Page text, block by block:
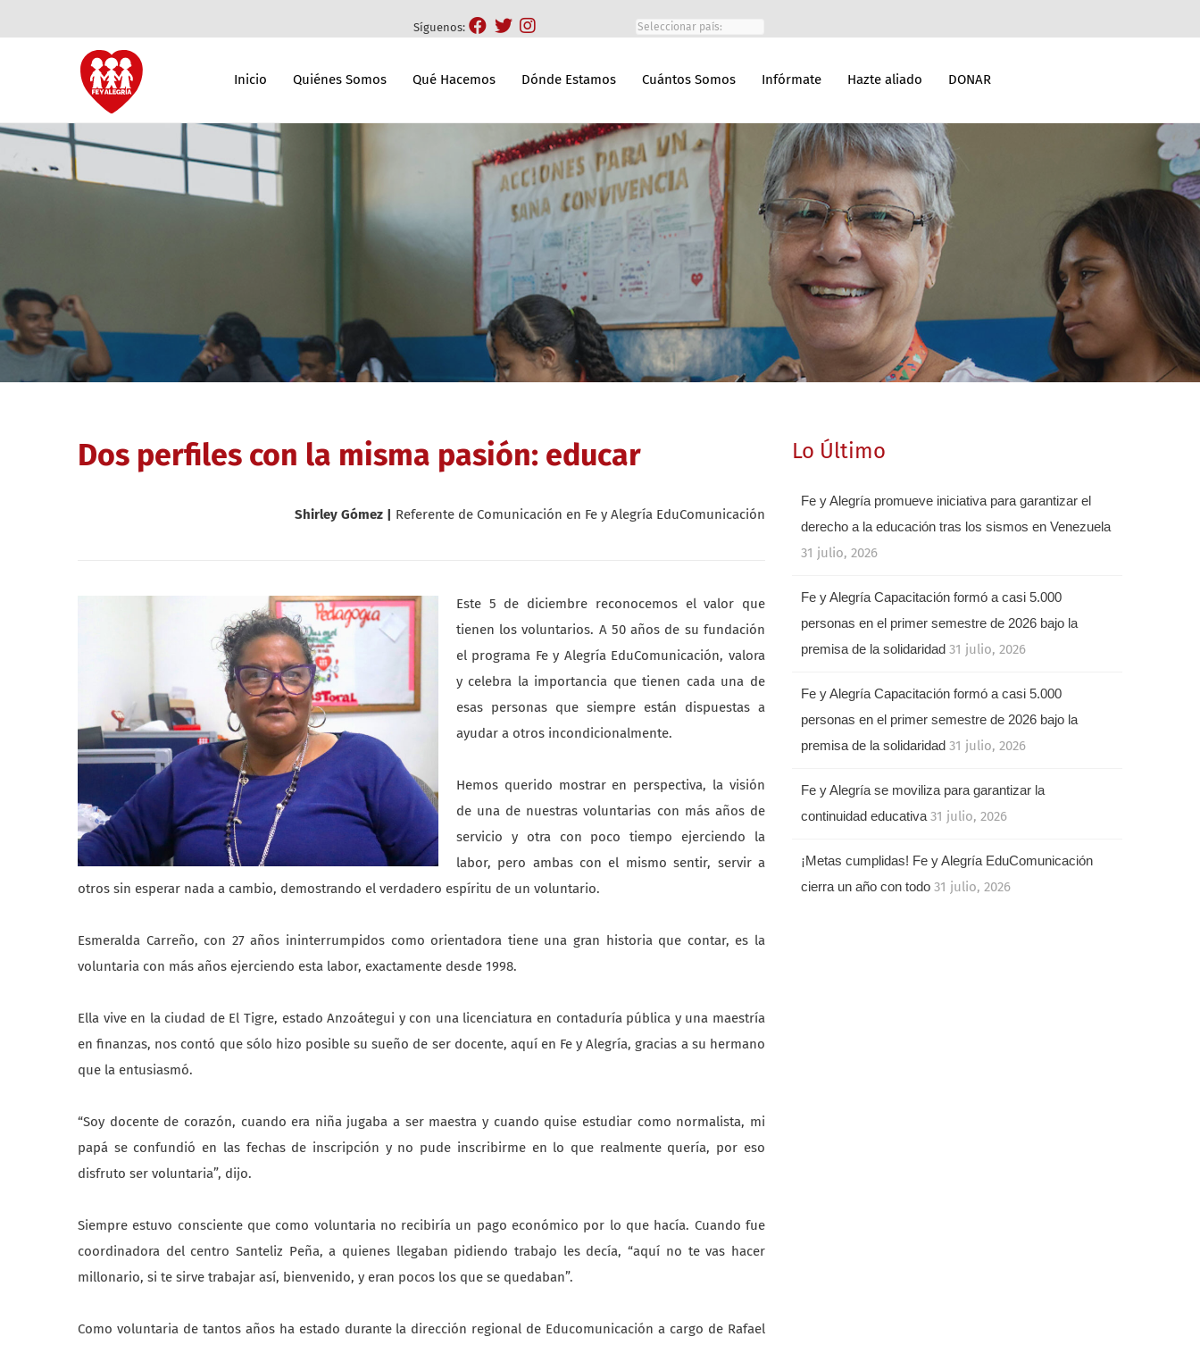
Síguenos:
Inicio Quiénes Somos Qué Hacemos Dónde Estamos Cuántos Somos Infórmate Hazte aliado DONAR
Dos perfiles con la misma pasión: educar
Shirley Gómez | Referente de Comunicación en Fe y Alegría EduComunicación
Este 5 de diciembre reconocemos el valor que
tienen los voluntarios. A 50 años de su fundación
el programa Fe y Alegría EduComunicación, valora
y celebra la importancia que tienen cada una de
esas personas que siempre están dispuestas a
ayudar a otros incondicionalmente.
Hemos querido mostrar en perspectiva, la visión
de una de nuestras voluntarias con más años de
servicio y otra con poco tiempo ejerciendo la
labor, pero ambas con el mismo sentir, servir a
otros sin esperar nada a cambio, demostrando el verdadero espíritu de un voluntario.
Esmeralda Carreño, con 27 años ininterrumpidos como orientadora tiene una gran historia que contar, es la
voluntaria con más años ejerciendo esta labor, exactamente desde 1998.
Ella vive en la ciudad de El Tigre, estado Anzoátegui y con una licenciatura en contaduría pública y una maestría
en finanzas, nos contó que sólo hizo posible su sueño de ser docente, aquí en Fe y Alegría, gracias a su hermano
que la entusiasmó.
“Soy docente de corazón, cuando era niña jugaba a ser maestra y cuando quise estudiar como normalista, mi
papá se confundió en las fechas de inscripción y no pude inscribirme en lo que realmente quería, por eso
disfruto ser voluntaria”, dijo.
Siempre estuvo consciente que como voluntaria no recibiría un pago económico por lo que hacía. Cuando fue
coordinadora del centro Santeliz Peña, a quienes llegaban pidiendo trabajo les decía, “aquí no te vas hacer
millonario, si te sirve trabajar así, bienvenido, y eran pocos los que se quedaban”.
Como voluntaria de tantos años ha estado durante la dirección regional de Educomunicación a cargo de Rafael
Lo Último
Fe y Alegría promueve iniciativa para garantizar el
derecho a la educación tras los sismos en Venezuela
31 julio, 2026
Fe y Alegría Capacitación formó a casi 5.000
personas en el primer semestre de 2026 bajo la
premisa de la solidaridad 31 julio, 2026
Fe y Alegría Capacitación formó a casi 5.000
personas en el primer semestre de 2026 bajo la
premisa de la solidaridad 31 julio, 2026
Fe y Alegría se moviliza para garantizar la
continuidad educativa 31 julio, 2026
¡Metas cumplidas! Fe y Alegría EduComunicación
cierra un año con todo 31 julio, 2026